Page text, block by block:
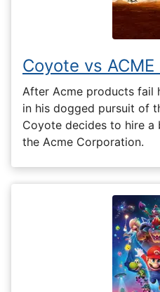
Coyote vs
After Acme products fail
in his dogged pursuit of
Coyote decides to hire
the Acme Corporation.